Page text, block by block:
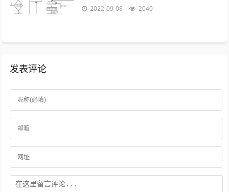
就是以图形的方式来描述数据在系统流程中
2022-09-08 2040
发表评论